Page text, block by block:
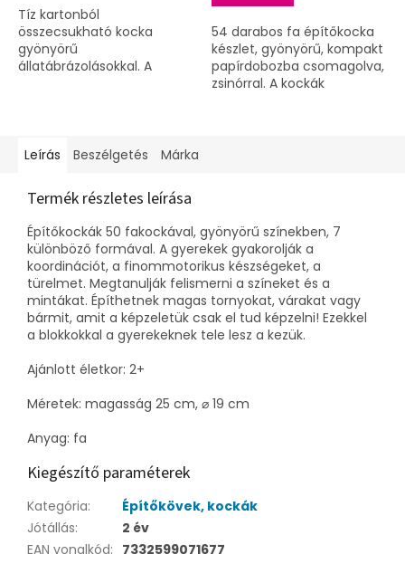
Tíz kartonból
összecsukható kocka
gyönyörű
állatábrázolásokkal. A
színeket és...
54 darabos fa építőkocka
készlet, gyönyörű, kompakt
papírdobozba csomagolva,
zsinórral. A kockák
Leírás Beszélgetés Márka
Termék részletes leírása
Építőkockák 50 fakockával, gyönyörű színekben, 7
különböző formával. A gyerekek gyakorolják a
koordinációt, a finommotorikus készségeket, a
türelmet. Megtanulják felismerni a színeket és a
mintákat. Építhetnek magas tornyokat, várakat vagy
bármit, amit a képzeletük csak el tud képzelni! Ezekkel
a blokkokkal a gyerekeknek tele lesz a kezük.
Ajánlott életkor: 2+
Méretek: magasság 25 cm, ⌀ 19 cm
Anyag: fa
Kiegészítő paraméterek
Kategória:
Építőkövek, kockák
Jótállás:
2 év
EAN vonalkód: 7332599071677